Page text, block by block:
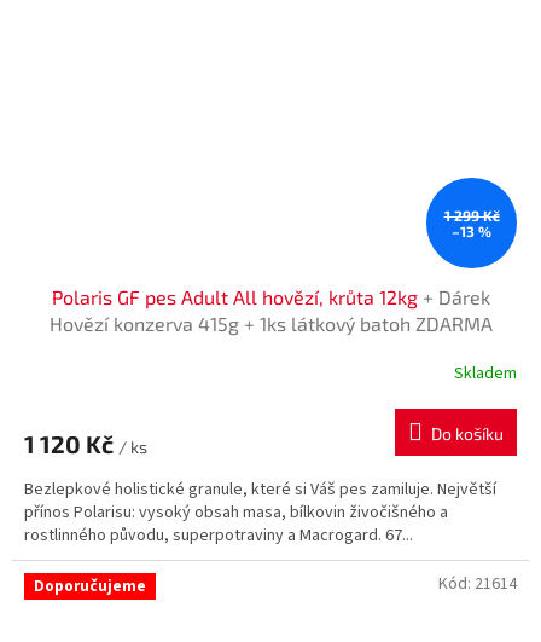
1 299 Kč
–13 %
Polaris GF pes Adult All hovězí, krůta 12kg + Dárek
Hovězí konzerva 415g + 1ks látkový batoh ZDARMA
je
z
5
hvězdiček.
Skladem
1 120 Kč / ks
Do košíku
Bezlepkové holistické granule, které si Váš pes zamiluje. Největší
přínos Polarisu: vysoký obsah masa, bílkovin živočišného a
rostlinného původu, superpotraviny a Macrogard. 67...
Doporučujeme Kód: 21614